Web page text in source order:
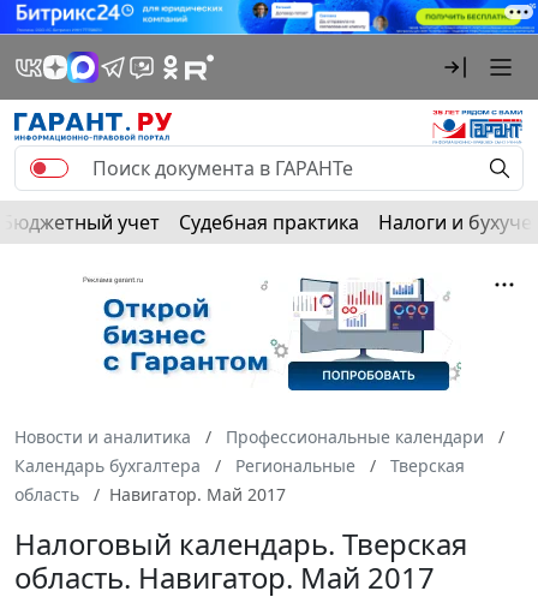
Бюджетный учет Судебная практика Налоги и
Новости и аналитика
Профессиональные календари
Календарь бухгалтера
Региональные
Тверская
область
Навигатор. Май 2017
Налоговый календарь. Тверская
область. Навигатор. Май 2017